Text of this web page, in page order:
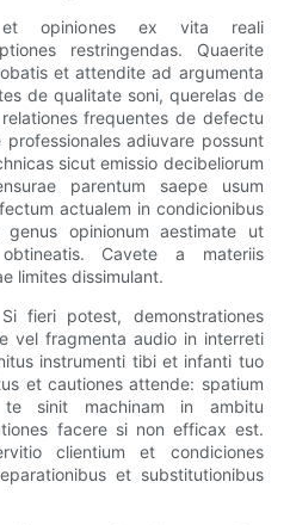
et opiniones ex vita reali
restringendas. Quaerite
et attendite ad argumenta
de qualitate soni, querelas de
frequentes de defectu
adiuvare possunt
sicut emissio decibeliorum
parentum saepe usum
actualem in condicionibus
genus opinionum aestimate ut
Cavete a materiis
limites dissimulant.
fieri potest, demonstrationes
vel fragmenta audio in interreti
instrumenti tibi et infanti tuo
et cautiones attende: spatium
sinit machinam in ambitu
facere si non efficax est.
clientium et condiciones
et substitutionibus